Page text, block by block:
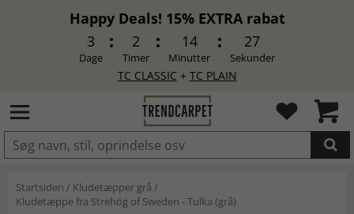
Happy Deals! 15% EXTRA rabat
3
Dage
2
Timer
14
Minutter
27
Sekunder
TC CLASSIC + TC PLAIN
LAGT I INDKØBSKURVEN.
Startsiden / Kludetæpper grå /
Kludetæppe fra Strehög of Sweden - Tulka (grå)